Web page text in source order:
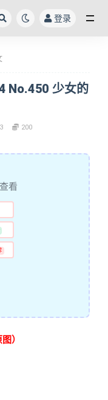
登录
No.450 少女的
200
看
）